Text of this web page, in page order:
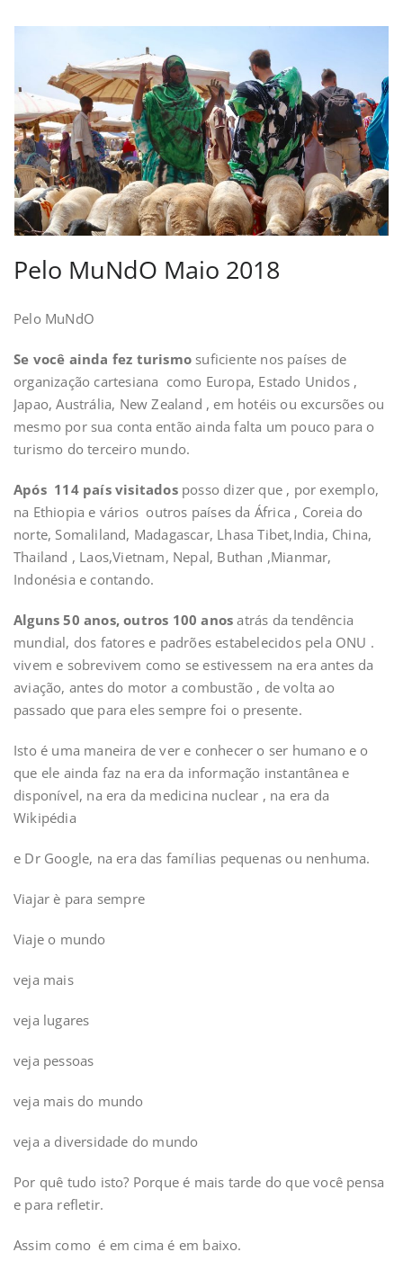
Pelo MuNdO Maio 2018
Pelo MuNdO
Se você ainda fez turismo suficiente nos países de
organização cartesiana como Europa, Estado Unidos ,
Japao, Austrália, New Zealand , em hotéis ou excursões ou
mesmo por sua conta então ainda falta um pouco para o
turismo do terceiro mundo.
Após 114 país visitadosposso dizer que , por exemplo,
na Ethiopia e vários outros países da África , Coreia do
norte, Somaliland, Madagascar, Lhasa Tibet,India, China,
Thailand , Laos,Vietnam, Nepal, Buthan ,Mianmar,
Indonésia e contando.
Alguns 50 anos, outros 100 anosatrás da tendência
mundial, dos fatores e padrões estabelecidos pela ONU .
vivem e sobrevivem como se estivessem na era antes da
aviação, antes do motor a combustão , de volta ao
passado que para eles sempre foi o presente.
Isto é uma maneira de ver e conhecer o ser humano e o
que ele ainda faz na era da informação instantânea e
disponível, na era da medicina nuclear , na era da
Wikipédia
e Dr Google, na era das famílias pequenas ou nenhuma.
Viajar è para sempre
Viaje o mundo
veja mais
veja lugares
veja pessoas
veja mais do mundo
veja a diversidade do mundo
Por quê tudo isto? Porque é mais tarde do que você pensa
e para refletir.
Assim como é em cima é em baixo.